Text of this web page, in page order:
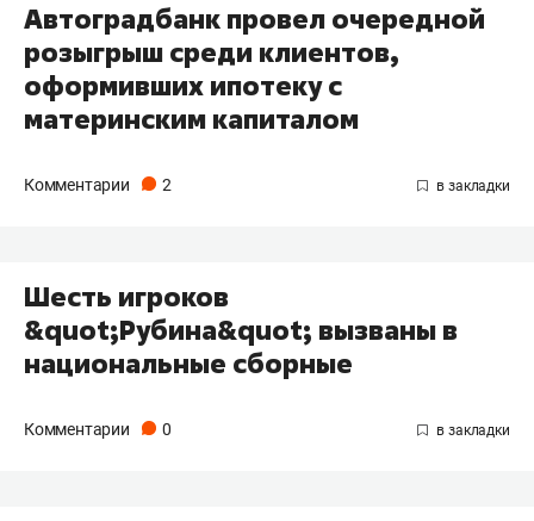
Автоградбанк провел очередной
розыгрыш среди клиентов,
оформивших ипотеку с
материнским капиталом
Комментарии 2
Шесть игроков
&quot;Рубина&quot; вызваны в
национальные сборные
Комментарии 0